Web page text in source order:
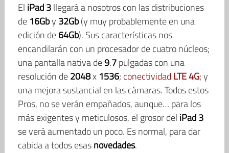
El iPad3llegará a nosotros con las distribuciones
de 16Gby 32Gb(y muy probablemente en una
edición de64Gb). Sus características nos
encandilarán con un procesador de cuatro núcleos;
una pantalla nativa de9.7pulgadas con una
resolución de2048x 1536; conectividad LTE4G; y
una mejora sustancial en las cámaras. Todos estos
Pros, no se verán empañados, aunque… para los
más exigentes y meticulosos, el grosor del iPad3
se verá aumentado un poco. Es normal, para dar
cabida a todos esasnovedades.